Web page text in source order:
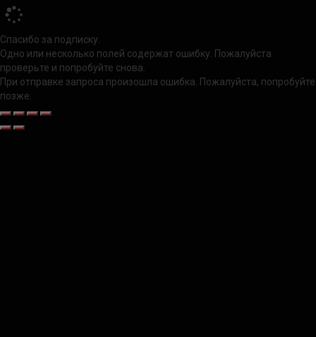
Спасибо за подписку.
Одно или несколько полей содержат ошибку. Пожалуйста
проверьте и попробуйте снова.
При отправке запроса произошла ошибка. Пожалуйста, попробуйте
позже.